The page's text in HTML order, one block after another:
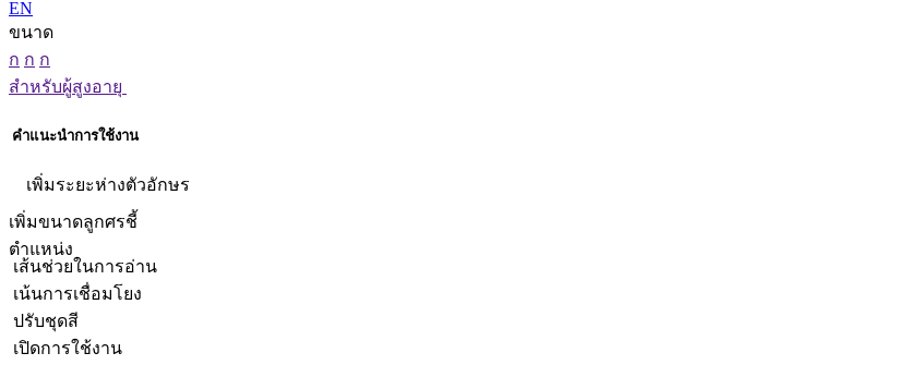
EN
ขนาด
ก ก ก
สำหรับผู้สูงอายุ
คำแนะนำการใช้งาน
เพิ่มระยะห่างตัวอักษร
เพิ่มขนาดลูกศรชี้
ตำแหน่ง
เส้นช่วยในการอ่าน
เน้นการเชื่อมโยง
ปรับชุดสี
เปิดการใช้งาน